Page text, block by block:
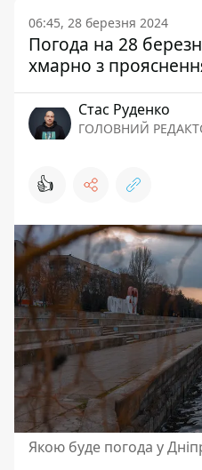
06:45, 28 березня 2024
Погода на 28
хмарно з
Стас Руденко
ГОЛОВНИЙ
👍
Якою буде погода у